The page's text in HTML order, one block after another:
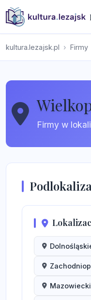
kultura.lezajsk.pl Firmy
Firmy w